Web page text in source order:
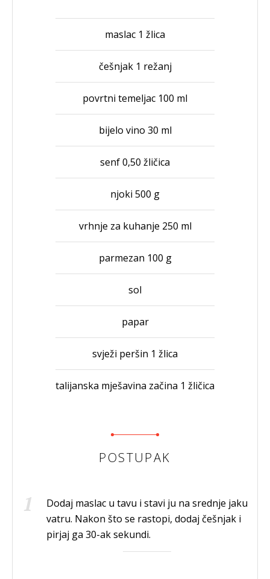
maslac 1 žlica
češnjak 1 režanj
povrtni temeljac 100 ml
bijelo vino 30 ml
senf 0,50 žličica
njoki 500 g
vrhnje za kuhanje 250 ml
parmezan 100 g
sol
papar
svježi peršin 1 žlica
talijanska mješavina začina 1 žličica
POSTUPAK
Dodaj maslac u tavu i stavi ju na srednje jaku
vatru. Nakon što se rastopi, dodaj češnjak i
pirjaj ga 30-ak sekundi.